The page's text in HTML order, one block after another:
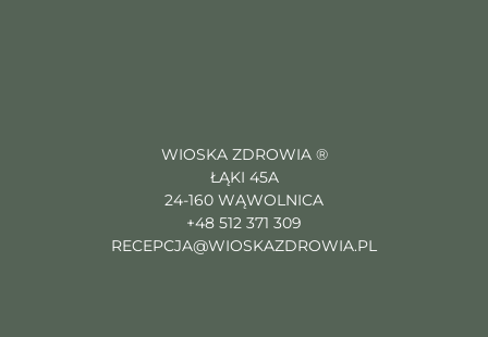
WIOSKA ZDROWIA ®
ŁĄKI 45A
24-160 WĄWOLNICA
+48 512 371 309
RECEPCJA@WIOSKAZDROWIA.PL